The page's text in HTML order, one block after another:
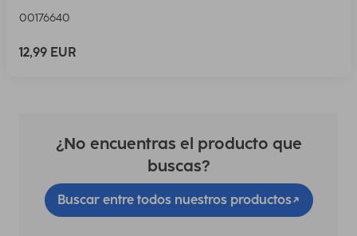
00176640
12,99 EUR
¿No encuentras el producto que
buscas?
Buscar entre todos nuestros productos